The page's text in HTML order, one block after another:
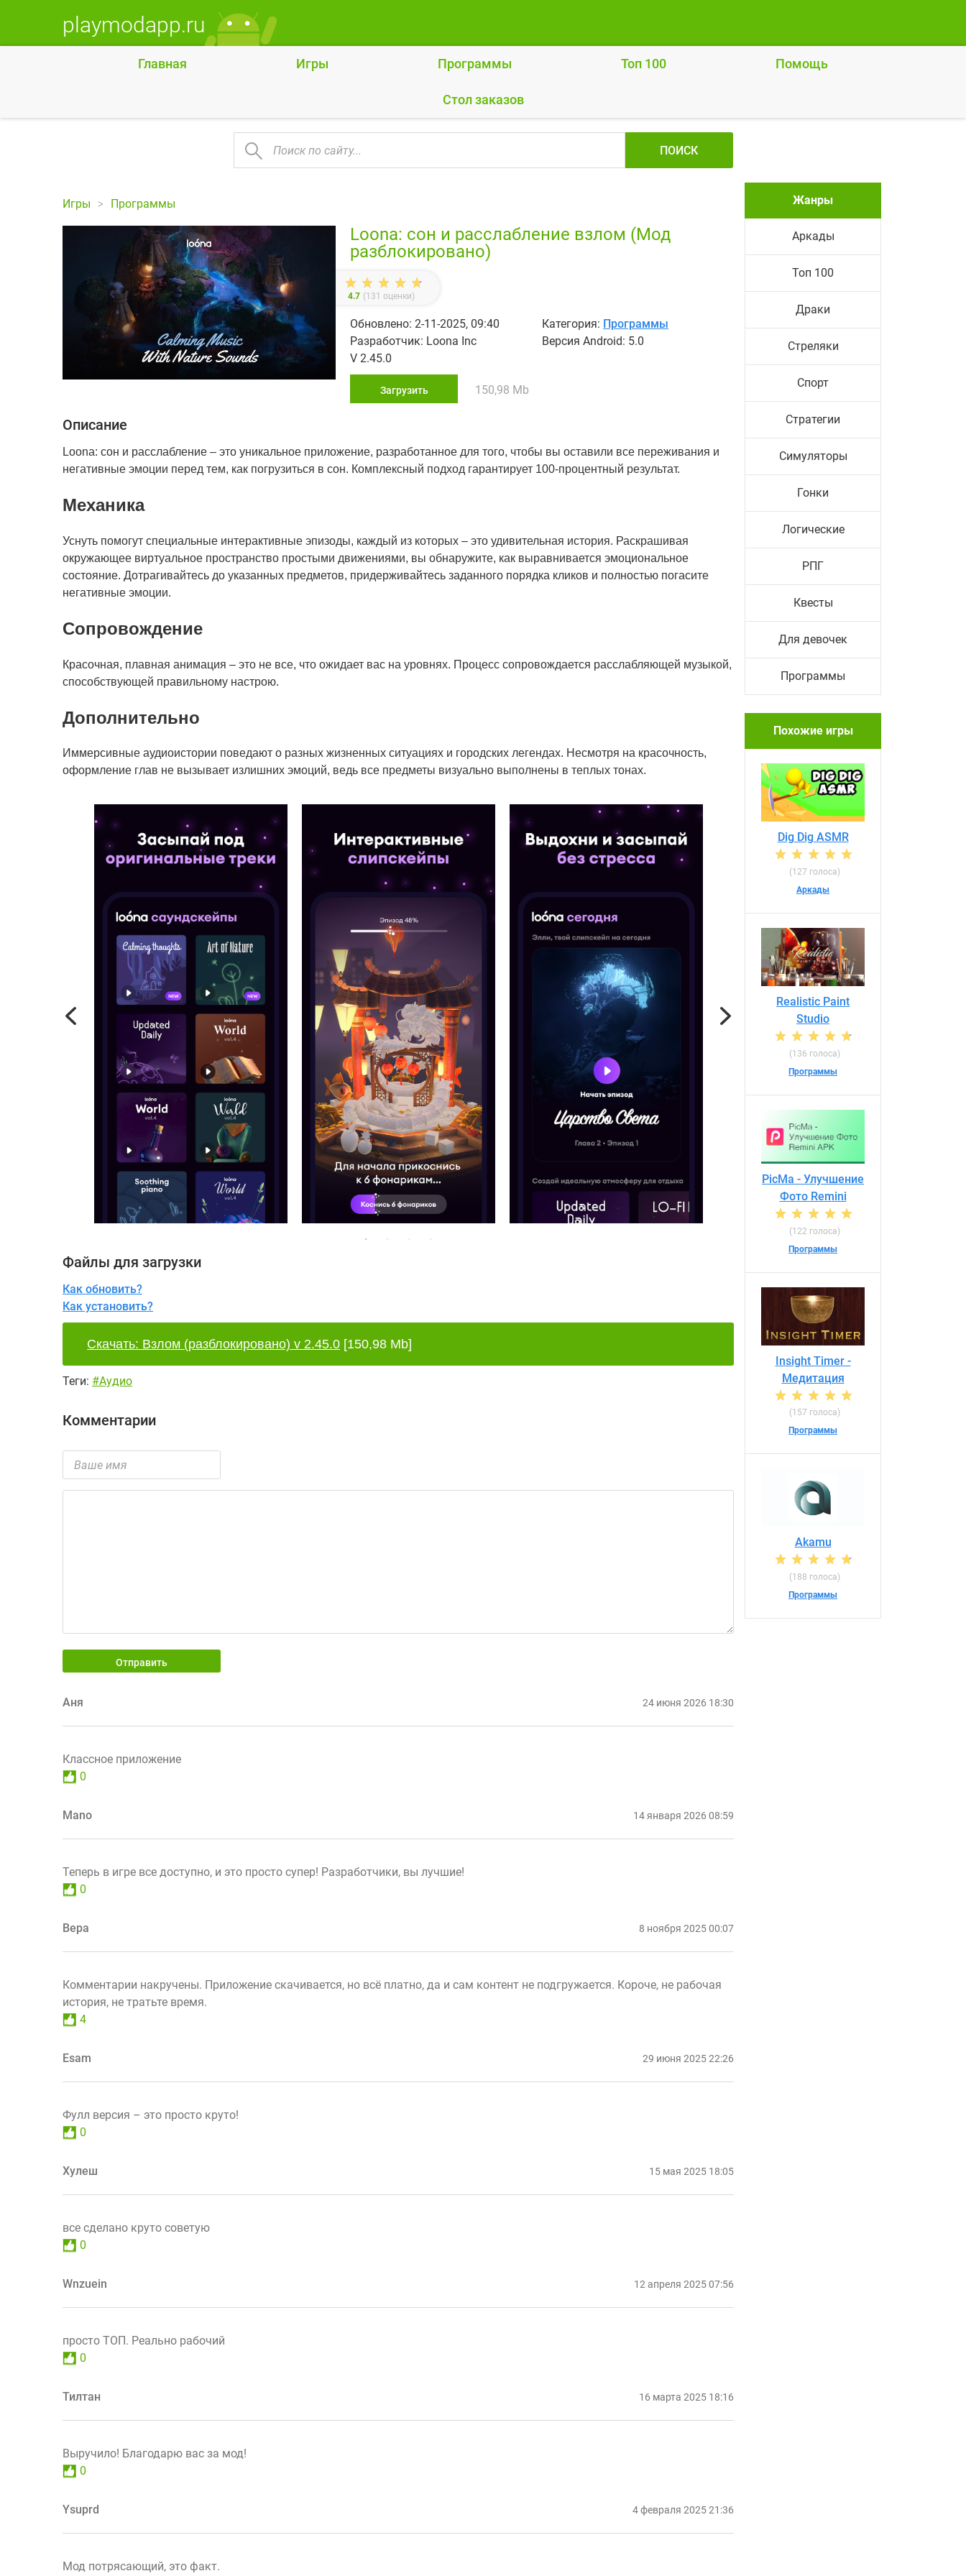
playmodapp.ru
Главная Игры Программы Топ 100 Помощь
Cтол заказов
ПОИСК
Игры Программы
Loona: сон и расслабление взлом (Мод
разблокировано)
4.7 (131 оценки)
Обновлено: 2-11-2025, 09:40 Категория: Программы
Разработчик: Loona Inc
Версия Android: 5.0
V 2.45.0
Загрузить 150,98 Mb
Описание
Loona: сон и расслабление – это уникальное приложение, разработанное для того, чтобы вы оставили все переживания и
негативные эмоции перед тем, как погрузиться в сон. Комплексный подход гарантирует 100-процентный результат.
Механика
Уснуть помогут специальные интерактивные эпизоды, каждый из которых – это удивительная история. Раскрашивая
окружающее виртуальное пространство простыми движениями, вы обнаружите, как выравнивается эмоциональное
состояние. Дотрагивайтесь до указанных предметов, придерживайтесь заданного порядка кликов и полностью погасите
негативные эмоции.
Сопровождение
Красочная, плавная анимация – это не все, что ожидает вас на уровнях. Процесс сопровождается расслабляющей музыкой,
способствующей правильному настрою.
Дополнительно
Иммерсивные аудиоистории поведают о разных жизненных ситуациях и городских легендах. Несмотря на красочность,
оформление глав не вызывает излишних эмоций, ведь все предметы визуально выполнены в теплых тонах.
Previous Next
Файлы для загрузки
Как обновить?
Как установить?
Скачать: Взлом (разблокировано) v 2.45.0 [150,98 Mb]
Теги: #Аудио
Комментарии
Отправить
Аня 24 июня 2026 18:30
Классное приложение
0
Mano 14 января 2026 08:59
Теперь в игре все доступно, и это просто супер! Разработчики, вы лучшие!
0
Вера 8 ноября 2025 00:07
Комментарии накручены. Приложение скачивается, но всё платно, да и сам контент не подгружается. Короче, не рабочая
история, не тратьте время.
4
Esam 29 июня 2025 22:26
Фулл версия – это просто круто!
0
Хулеш 15 мая 2025 18:05
все сделано круто советую
0
Wnzuein 12 апреля 2025 07:56
просто ТОП. Реально рабочий
0
Тилтан 16 марта 2025 18:16
Выручило! Благодарю вас за мод!
0
Ysuprd 4 февраля 2025 21:36
Мод потрясающий, это факт.
Жанры
Аркады
Топ 100
Драки
Стреляки
Спорт
Стратегии
Симуляторы
Гонки
Логические
РПГ
Квесты
Для девочек
Программы
Похожие игры
Dig Dig ASMR
(127 голоса)
Аркады
Realistic Paint
Studio
(136 голоса)
Программы
PicMa - Улучшение
Фото Remini
(122 голоса)
Программы
Insight Timer -
Медитация
(157 голоса)
Программы
Akamu
(188 голоса)
Программы